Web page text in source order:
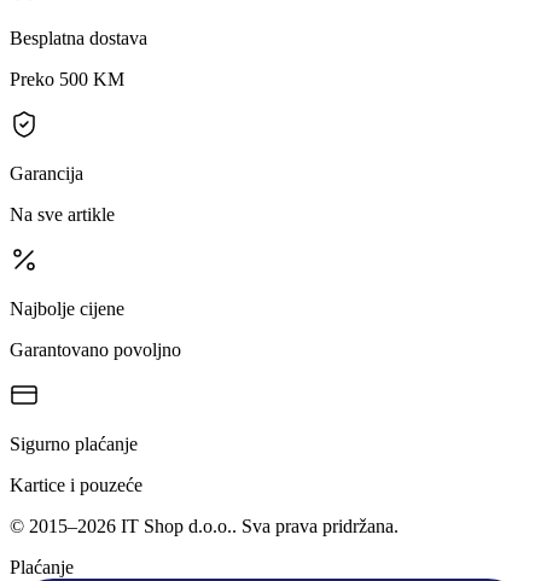
Besplatna dostava
Preko 500 KM
Garancija
Na sve artikle
Najbolje cijene
Garantovano povoljno
Sigurno plaćanje
Kartice i pouzeće
© 2015–2026 IT Shop d.o.o.. Sva prava pridržana.
Plaćanje